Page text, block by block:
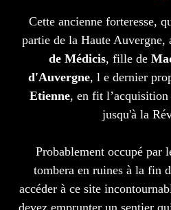
Cette ancienne forteresse,
partie de la Haute Auvergne,
de Médicis, fille de
d'Auvergne, l e dernier
Etienne, en fit l’acquisition
jusqu'à la
Probablement occupé par
tombera en ruines à la fin
accéder à ce site
devez emprunter un sentier